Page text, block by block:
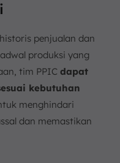
penjualan dan
produksi yang
tim PPIC dapat
kebutuhan
menghindari
dan memastikan